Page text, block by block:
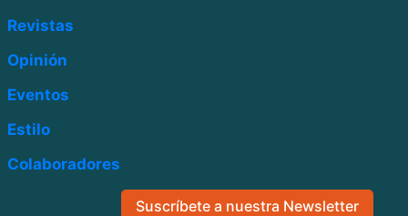
Revistas
Opinión
Eventos
Estilo
Colaboradores
Suscríbete a nuestra Newsletter